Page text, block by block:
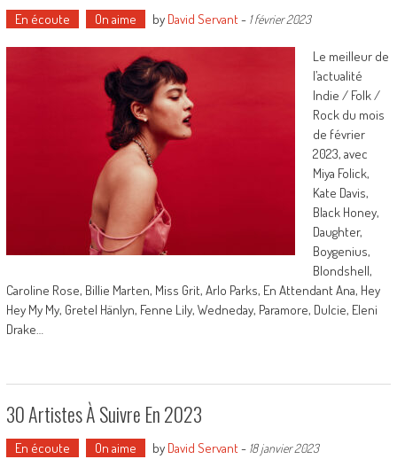
En écoute On aime by David Servant- 1 février 2023
Le meilleur de
l’actualité
Indie / Folk /
Rock du mois
de février
2023, avec
Miya Folick,
Kate Davis,
Black Honey,
Daughter,
Boygenius,
Blondshell,
Caroline Rose, Billie Marten, Miss Grit, Arlo Parks, En Attendant Ana, Hey
Hey My My, Gretel Hänlyn, Fenne Lily, Wedneday, Paramore, Dulcie, Eleni
Drake…
30 Artistes À Suivre En 2023
En écoute On aime by David Servant- 18 janvier 2023